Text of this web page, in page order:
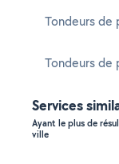
Tondeurs de
Tondeurs de
Services
Ayant le plus de
ville